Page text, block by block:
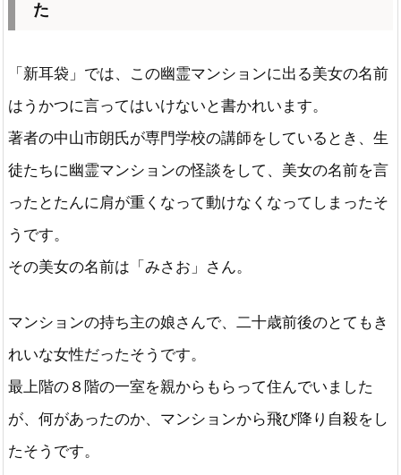
た
「新耳袋」では、この幽霊マンションに出る美女の名前
はうかつに言ってはいけないと書かれいます。
著者の中山市朗氏が専門学校の講師をしているとき、生
徒たちに幽霊マンションの怪談をして、美女の名前を言
ったとたんに肩が重くなって動けなくなってしまったそ
うです。
その美女の名前は「みさお」さん。
マンションの持ち主の娘さんで、二十歳前後のとてもき
れいな女性だったそうです。
最上階の８階の一室を親からもらって住んでいました
が、何があったのか、マンションから飛び降り自殺をし
たそうです。